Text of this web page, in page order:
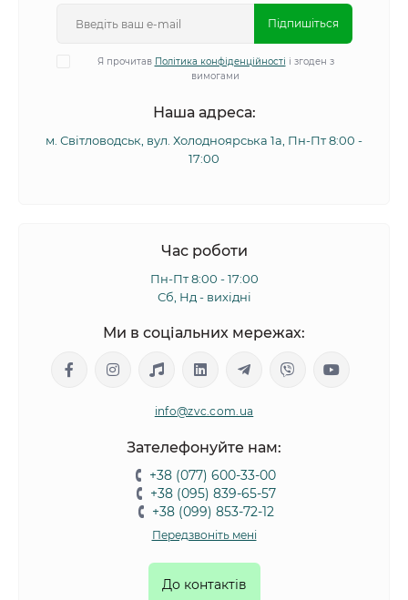
Підпишіться
Я прочитав Політика конфіденційності і згоден з
вимогами
Наша адреса:
м. Світловодськ, вул. Холодноярська 1а, Пн-Пт 8:00 -
17:00
Час роботи
Пн-Пт 8:00 - 17:00
Сб, Нд - вихідні
Ми в соціальних мережах:
info@zvc.com.ua
Зателефонуйте нам:
+38 (077) 600-33-00
+38 (095) 839-65-57
+38 (099) 853-72-12
Передзвоніть мені
До контактів